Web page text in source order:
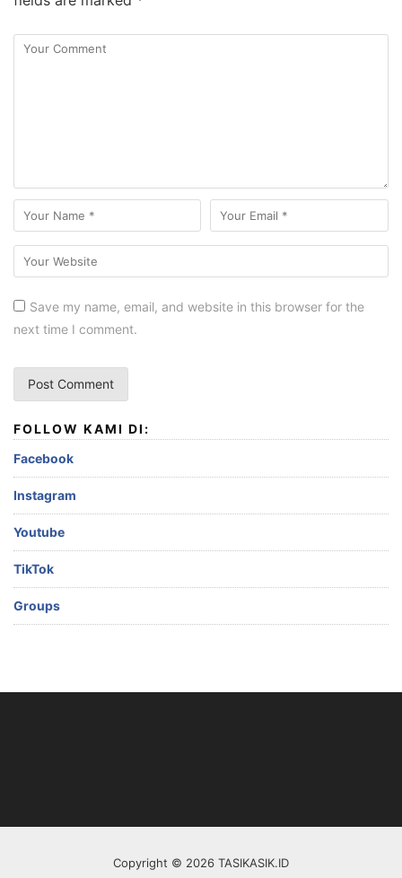
Save my name, email, and website in this browser for the
next time I comment.
FOLLOW KAMI DI:
Facebook
Instagram
Youtube
TikTok
Groups
Copyright © 2026 TASIKASIK.ID